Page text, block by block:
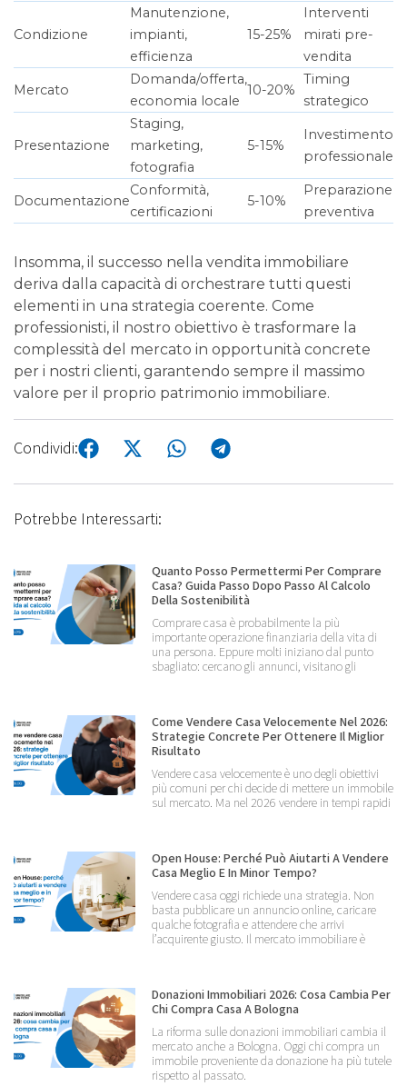
Condizione
Manutenzione,
impianti,
efficienza
15-25%
Interventi
mirati pre-
vendita
Mercato
Domanda/offerta,
economia locale
10-20%
Timing
strategico
Presentazione
Staging,
marketing,
fotografia
5-15%
Investimento
professionale
Documentazione
Conformità,
certificazioni
5-10%
Preparazione
preventiva
Insomma, il successo nella vendita immobiliare
deriva dalla capacità di orchestrare tutti questi
elementi in una strategia coerente. Come
professionisti, il nostro obiettivo è trasformare la
complessità del mercato in opportunità concrete
per i nostri clienti, garantendo sempre il massimo
valore per il proprio patrimonio immobiliare.
Condividi:
Potrebbe Interessarti:
Quanto Posso Permettermi Per Comprare
Casa? Guida Passo Dopo Passo Al Calcolo
Della Sostenibilità
Comprare casa è probabilmente la più
importante operazione finanziaria della vita di
una persona. Eppure molti iniziano dal punto
sbagliato: cercano gli annunci, visitano gli
Come Vendere Casa Velocemente Nel 2026:
Strategie Concrete Per Ottenere Il Miglior
Risultato
Vendere casa velocemente è uno degli obiettivi
più comuni per chi decide di mettere un immobile
sul mercato. Ma nel 2026 vendere in tempi rapidi
Open House: Perché Può Aiutarti A Vendere
Casa Meglio E In Minor Tempo?
Vendere casa oggi richiede una strategia. Non
basta pubblicare un annuncio online, caricare
qualche fotografia e attendere che arrivi
l’acquirente giusto. Il mercato immobiliare è
Donazioni Immobiliari 2026: Cosa Cambia Per
Chi Compra Casa A Bologna
La riforma sulle donazioni immobiliari cambia il
mercato anche a Bologna. Oggi chi compra un
immobile proveniente da donazione ha più tutele
rispetto al passato.